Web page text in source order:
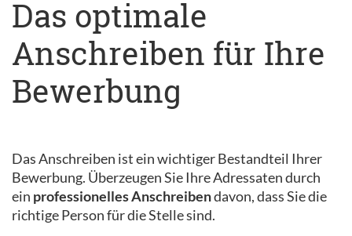
Das optimale
Anschreiben für Ihre
Bewerbung
Das Anschreiben ist ein wichtiger Bestandteil Ihrer
Bewerbung. Überzeugen Sie Ihre Adressaten durch
ein professionelles Anschreibendavon, dass Sie die
richtige Person für die Stelle sind.